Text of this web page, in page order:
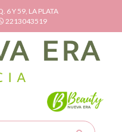
6 Y 59, LA PLATA
2213043519